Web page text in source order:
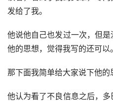
发给了我。
他说他自己也发过一次，但
他的思想，觉得我写的还可以。
那下面我简单给大家说下他的
他认为看了不良信息之后，